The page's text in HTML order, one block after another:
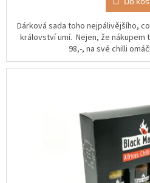
Dárková sada toho nejpálivějšího,
království umí. Nejen, že
98,-, na své chilli